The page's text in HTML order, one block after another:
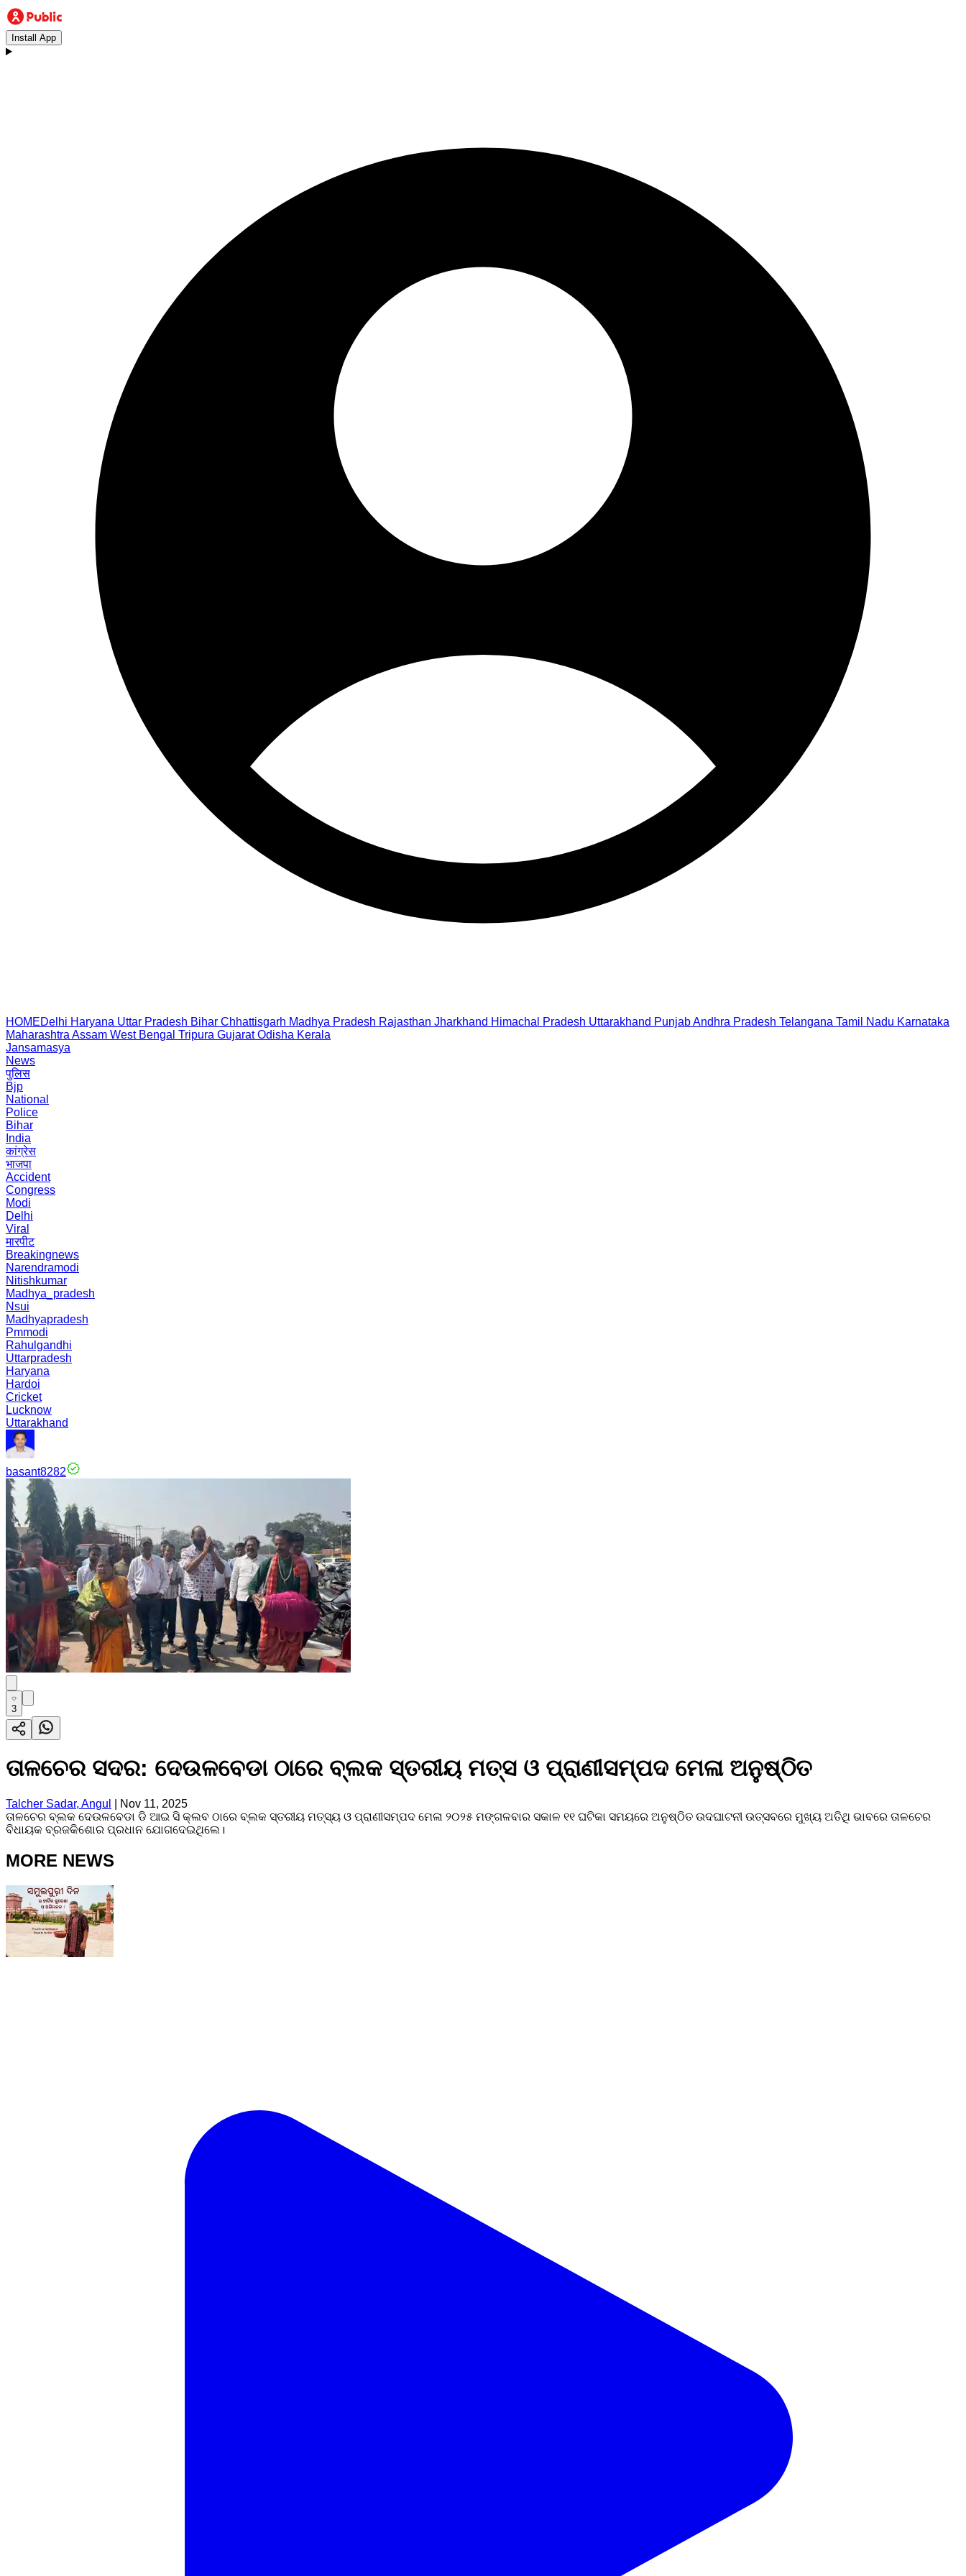
Install App
HOMEDelhi Haryana Uttar Pradesh Bihar Chhattisgarh Madhya Pradesh Rajasthan Jharkhand Himachal Pradesh Uttarakhand PunjabAndhra Pradesh Telangana Tamil Nadu Karnataka
Maharashtra Assam West Bengal Tripura Gujarat Odisha Kerala
Jansamasya
News
पुलिस
Bjp
National
Police
Bihar
India
कांग्रेस
भाजपा
Accident
Congress
Modi
Delhi
Viral
मारपीट
Breakingnews
Narendramodi
Nitishkumar
Madhya_pradesh
Nsui
Madhyapradesh
Pmmodi
Rahulgandhi
Uttarpradesh
Haryana
Hardoi
Cricket
Lucknow
Uttarakhand
basant8282
3
ତାଳଚେର ସଦର: ଦେଉଳବେଡା ଠାରେ ବ୍ଲକ ସ୍ତରୀୟ ମତ୍ସ ଓ ପ୍ରାଣୀସମ୍ପଦ ମେଳା ଅନୁଷ୍ଠିତ
Talcher Sadar, Angul
Nov 11, 2025
ତାଳଚେର ବ୍ଲକ ଦେଉଳବେଡା ଡି ଆଇ ସି କ୍ଲବ ଠାରେ ବ୍ଲକ ସ୍ତରୀୟ ମତ୍ସ୍ୟ ଓ ପ୍ରାଣୀସମ୍ପଦ ମେଳା ୨୦୨୫ ମଙ୍ଗଳବାର ସକାଳ ୧୧ ଘଟିକା ସମୟରେ ଅନୁଷ୍ଠିତ ଉଦଘାଟନୀ ଉତ୍ସବରେ ମୁଖ୍ୟ ଅତିଥି ଭାବରେ ତାଳଚେର
ବିଧାୟକ ବ୍ରଜକିଶୋର ପ୍ରଧାନ ଯୋଗଦେଇଥିଲେ।
MORE NEWS